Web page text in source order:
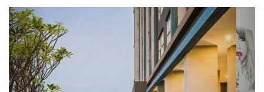
Previous